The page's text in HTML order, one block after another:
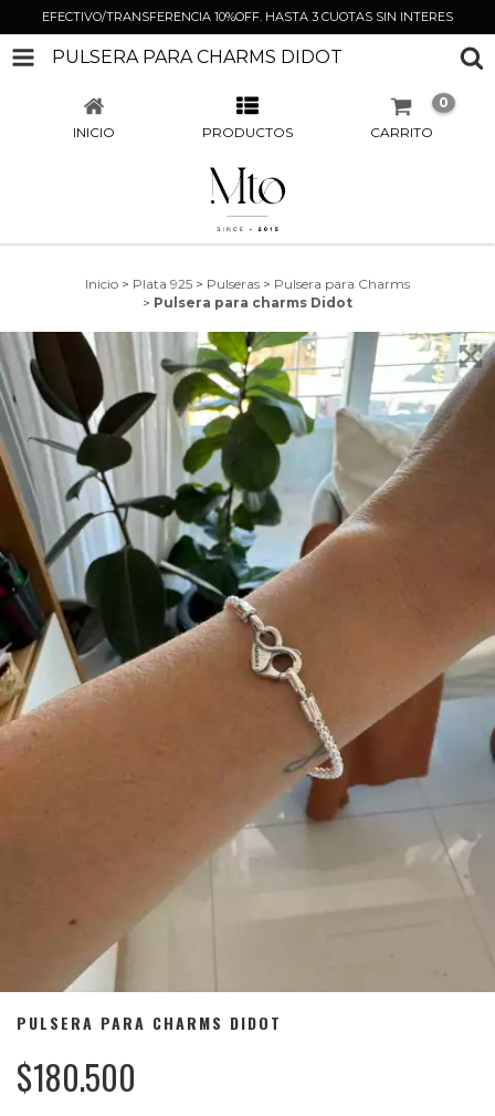
EFECTIVO/TRANSFERENCIA 10%OFF. HASTA 3 CUOTAS SIN INTERES
PULSERA PARA CHARMS DIDOT
INICIO PRODUCTOS CARRITO
0
Inicio > Plata 925 > Pulseras > Pulsera para Charms
> Pulsera para charms Didot
PULSERA PARA CHARMS DIDOT
$180.500